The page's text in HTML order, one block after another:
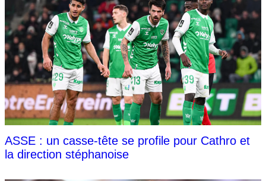
ASSE : un casse-tête se profile pour Cathro et
la direction stéphanoise